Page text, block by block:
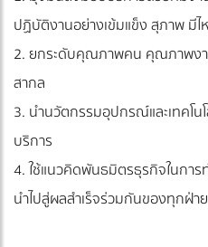
ปฏิบัติงานอย่างเข้มแข็ง สุภาพ มีไ
2. ยกระดับคุณภาพคน คุณภาพง
สากล
3. นำนวัตกรรมอุปกรณ์และเทคโน
บริการ
4. ใช้แนวคิดพันธมิตรธุรกิจในกา
นำไปสู่ผลสำเร็จร่วมกันของทุกฝ่าย